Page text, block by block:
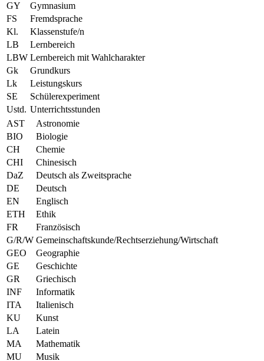
GY
Gymnasium
FS
Fremdsprache
Kl.
Klassenstufe/n
LB
Lernbereich
LBW Lernbereich mit Wahlcharakter
Gk
Grundkurs
Lk
Leistungskurs
SE
Schülerexperiment
Ustd. Unterrichtsstunden
AST
Astronomie
BIO
Biologie
CH
Chemie
CHI
Chinesisch
DaZ
Deutsch als Zweitsprache
DE
Deutsch
EN
Englisch
ETH
Ethik
FR
Französisch
G/R/W Gemeinschaftskunde/Rechtserziehung/Wirtschaft
GEO
Geographie
GE
Geschichte
GR
Griechisch
INF
Informatik
ITA
Italienisch
KU
Kunst
LA
Latein
MA
Mathematik
MU
Musik